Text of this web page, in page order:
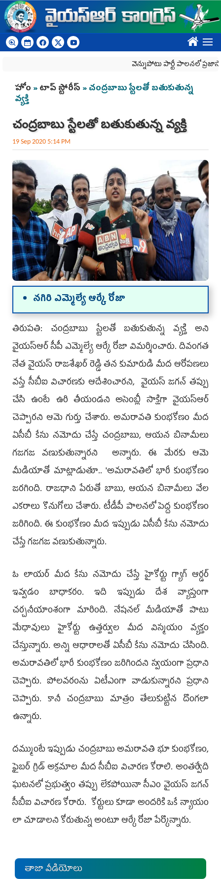
Skip to main content
????
వెన్నుపోటు పార్టీ పాలనలో
You are here
హోం »టాప్ స్టోరీస్ » చంద్రబాబు స్టేలతో బతుకుతున్న
వ్యక్తి
చంద్రబాబు స్టేలతో బతుకుతున్న వ్యక్తి
19 Sep 2020 5:14 PM
నగిరి ఎమ్మెల్యే ఆర్కే రోజా
తిరుపతి: చంద్రబాబు స్టేలతో బతుకుతున్న వ్యక్తి అని
వైయ‌స్ఆర్ సీపీ ఎమ్మెల్యే ఆర్కే రోజా విమ‌ర్శించారు. దివంగత
నేత వైయ‌స్ రాజశేఖర్ రెడ్డి తన కుమారుడి మీద ఆరోపణలు
వస్తే సీబీఐ విచారణకు ఆదేశించార‌ని, వైయ‌స్ జగన్ తప్పు
చేసి ఉంటే ఉరి తీయండని అసెంబ్లీ సాక్షిగా వైయ‌స్ఆర్‌‌
చెప్పార‌ని ఆమె గుర్తు చేశారు. అమరావతి కుంభకోణం మీద
ఏసీబీ కేసు నమోదు చేస్తే చంద్రబాబు, ఆయన బినామీలు
గజగజ వణుకుతున్నారని అన్నారు. ఈ మేరకు ఆమె
మీడియాతో మాట్లాడుతూ.. 'అమరావతిలో భారీ కుంభకోణం
జరగింది. రాజధాని పేరుతో బాబు, ఆయన బినామీలు వేల
ఎకరాలు కొనుగోలు చేశారు. టీడీపీ పాలనలో పెద్ద కుంభకోణం
జరిగింది. ఈ కుంభకోణం మీద ఇప్పుడు ఏసీబీ కేసు నమోదు
చేస్తే గజగజ వణుకుతున్నారు.
ఓ లాయర్ మీద కేసు నమోదు చేస్తే హైకోర్టు గ్యాగ్ ఆర్డర్
ఇవ్వడం బాధాకరం. ఇది ఇప్పుడు దేశ వ్యాప్తంగా
చర్చనీయాంశంగా మారింది. నేషనల్ మీడియాతో పాటు
మేధావులు హైకోర్టు ఉత్తర్వుల మీద విస్మయం వ్యక్తం
చేస్తున్నారు. అన్ని ఆధారాలతో ఏసీబీ కేసు నమోదు చేసింది.
అమరావతిలో భారీ కుంభకోణం జరిగిందని స్వయంగా ప్రధాని
చెప్పారు. పోలవరంను ఏటీఎంగా వాడుకున్నారని ప్రధాని
చెప్పారు. కానీ చంద్రబాబు మాత్రం తేలుకుట్టిన దొంగలా
ఉన్నారు.
దమ్ముంటే ఇప్పుడు చంద్రబాబు అమరావతి భూ కుంభకోణం,
ఫైబర్ గ్రిడ్ అక్రమాల మీద సీబీఐ విచారణ కోరాలి. అంతర్వేది
ఘటనలో ప్రభుత్వం తప్పు లేకపోయినా సీఎం వైయ‌స్ జగన్
సీబీఐ విచారణ కోరారు. కోర్టులు కూడా అందరికి ఒకే న్యాయం
లా చూడాలని కోరుతున్న అంటూ ఆర్కే రోజా పేర్కొన్నారు.
తాజా వీడియోలు